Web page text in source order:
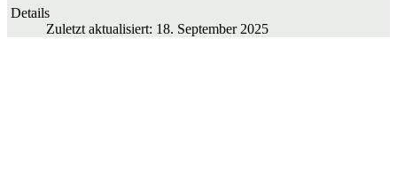
Details
Zuletzt aktualisiert: 18. September 2025